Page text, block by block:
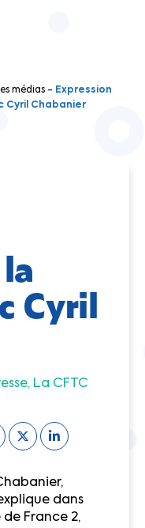
médias - Expression
Cyril Chabanier
Cyril
La CFTC
dans
de France 2,